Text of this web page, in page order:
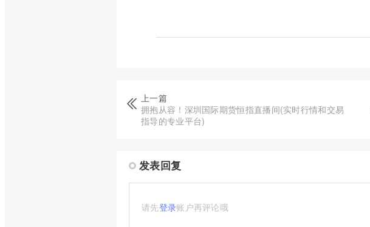
上一篇
拥抱从容！深圳国际期货恒指直播间(实时行情和交易
指导的专业平台)
发表回复
请先登录账户再评论哦